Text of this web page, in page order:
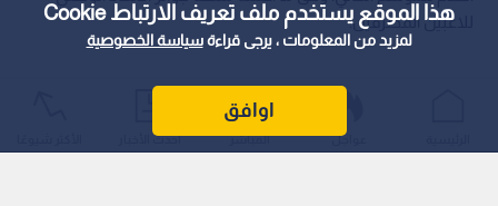
هذا الموقع يستخدم ملف تعريف الارتباط Cookie
لمزيد من المعلومات ، يرجى قراءةسياسة الخصوصية
اوافق
للاعبين المحترفين.
عواجل المباشر أحدث الأخبار